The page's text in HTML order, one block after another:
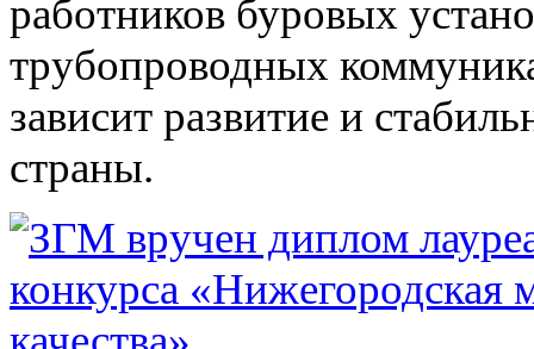
работников буровых
трубопроводных
зависит развитие и
страны.